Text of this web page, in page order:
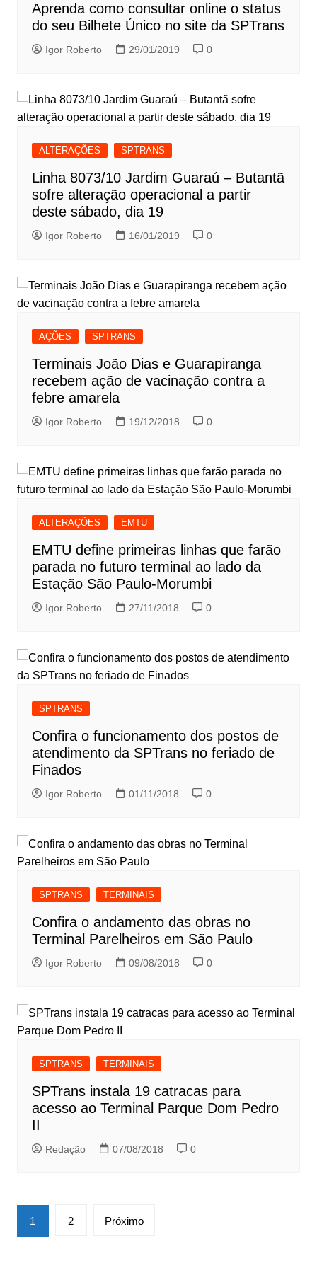
Aprenda como consultar online o status
do seu Bilhete Único no site da SPTrans
Igor Roberto 29/01/2019 0
ALTERAÇÕES SPTRANS
Linha 8073/10 Jardim Guaraú – Butantã
sofre alteração operacional a partir
deste sábado, dia 19
Igor Roberto 16/01/2019 0
AÇÕES SPTRANS
Terminais João Dias e Guarapiranga
recebem ação de vacinação contra a
febre amarela
Igor Roberto 19/12/2018 0
ALTERAÇÕES EMTU
EMTU define primeiras linhas que farão
parada no futuro terminal ao lado da
Estação São Paulo-Morumbi
Igor Roberto 27/11/2018 0
SPTRANS
Confira o funcionamento dos postos de
atendimento da SPTrans no feriado de
Finados
Igor Roberto 01/11/2018 0
SPTRANS TERMINAIS
Confira o andamento das obras no
Terminal Parelheiros em São Paulo
Igor Roberto 09/08/2018 0
SPTRANS TERMINAIS
SPTrans instala 19 catracas para
acesso ao Terminal Parque Dom Pedro
II
Redação 07/08/2018 0
Paginação
de
1 2 Próximo